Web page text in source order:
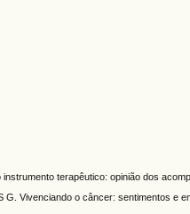
terapêutico: opinião dos
G. Vivenciando o câncer: sentimentos e